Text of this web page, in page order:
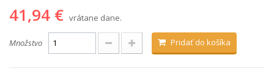
41,94 € vrátane dane.
Množstvo Pridať do košíka